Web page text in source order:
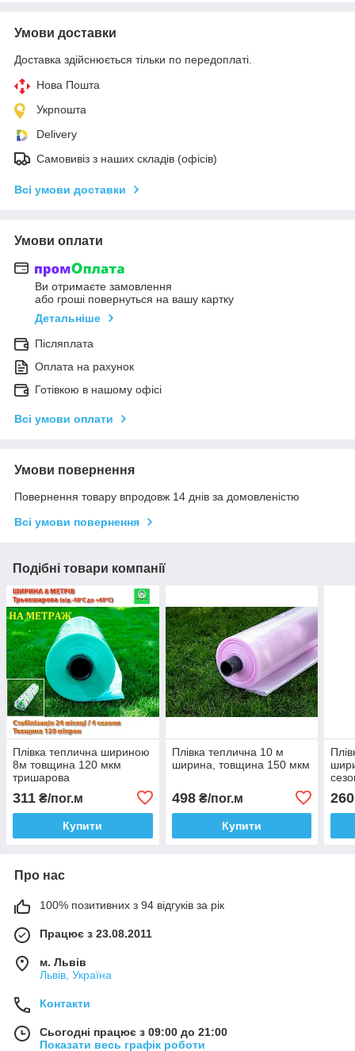
Умови доставки
Доставка здійснюється тільки по передоплаті.
Нова Пошта
Укрпошта
Delivery
Самовивіз з наших складів (офісів)
Всі умови доставки
Умови оплати
Ви отримаєте замовлення
або гроші повернуться на вашу картку
Детальніше
Післяплата
Оплата на рахунок
Готівкою в нашому офісі
Всі умови оплати
Умови повернення
Повернення товару впродовж 14 днів за домовленістю
Всі умови повернення
Подібні товари компанії
Плівка теплична шириною
8м товщина 120 мкм
тришарова
311 ₴/пог.м
Купити
Плівка теплична 10 м
ширина, товщина 150 мкм
498₴/пог.м
Купити
260
Про нас
100% позитивних з 94 відгуків за рік
Працює з 23.08.2011
м. Львів
Львів, Україна
Контакти
Сьогодні працює з 09:00 до 21:00
Показати весь графік роботи